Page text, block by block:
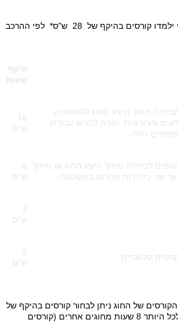
במסלול המחקרי ילמדו קורסים בהיקף של 28 ש"ס* לפי ההרכב
היקף
שעות
מתוך היצע החוג להסטוריה
והרעיונות. חובה להגיש עבודת
הללו
16
ש"ס
לבחירה מתוך היצע החוג או מתוך
שני ביחידות אחרות בפקולטה
8
ש"ס
2
ש"ס
2
ש"ס
של החוג ניתן לבחור קורסים בהיקף של
16 שעות לפחות, ולכל היותר 8 שעות מחוגים אחרים (קורסים